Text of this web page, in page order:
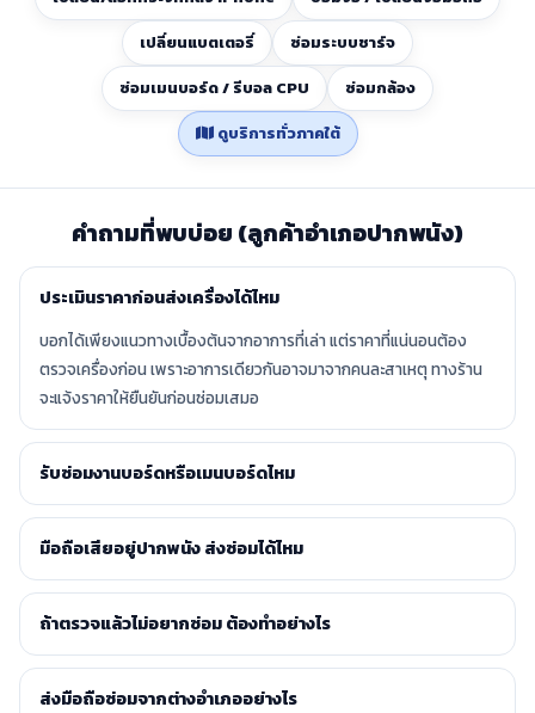
เปลี่ยนแบตเตอรี่
ซ่อมระบบชาร์จ
ซ่อมเมนบอร์ด / รีบอล CPU
ซ่อมกล้อง
ดูบริการทั่วภาคใต้
คำถามที่พบบ่อย (ลูกค้าอำเภอปากพนัง)
ประเมินราคาก่อนส่งเครื่องได้ไหม
บอกได้เพียงแนวทางเบื้องต้นจากอาการที่เล่า แต่ราคาที่แน่นอนต้อง
ตรวจเครื่องก่อน เพราะอาการเดียวกันอาจมาจากคนละสาเหตุ ทางร้าน
จะแจ้งราคาให้ยืนยันก่อนซ่อมเสมอ
รับซ่อมงานบอร์ดหรือเมนบอร์ดไหม
มือถือเสียอยู่ปากพนัง ส่งซ่อมได้ไหม
ถ้าตรวจแล้วไม่อยากซ่อม ต้องทำอย่างไร
ส่งมือถือซ่อมจากต่างอำเภออย่างไร